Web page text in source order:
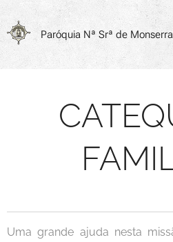
Paróquia Nª Srª de
Uma grande ajuda nesta